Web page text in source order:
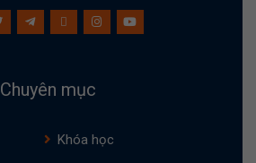
Chuyên mục
Khóa học